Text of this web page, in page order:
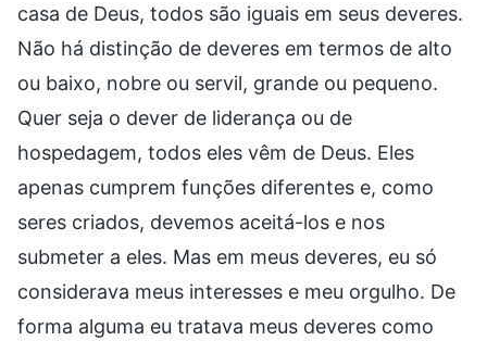
casa de Deus, todos são iguais em seus deveres.
Não há distinção de deveres em termos de alto
ou baixo, nobre ou servil, grande ou pequeno.
Quer seja o dever de liderança ou de
hospedagem, todos eles vêm de Deus. Eles
apenas cumprem funções diferentes e, como
seres criados, devemos aceitá-los e nos
submeter a eles. Mas em meus deveres, eu só
considerava meus interesses e meu orgulho. De
forma alguma eu tratava meus deveres como